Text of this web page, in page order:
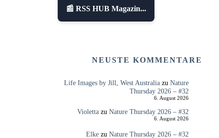
📰 RSS HUB Magazin...
NEUSTE KOMMENTARE
Life Images by Jill, West Australiazu Nature
Thursday 2026 – #32
6. August 2026
Violettazu Nature Thursday 2026 – #32
6. August 2026
Elkezu Nature Thursday 2026 – #32